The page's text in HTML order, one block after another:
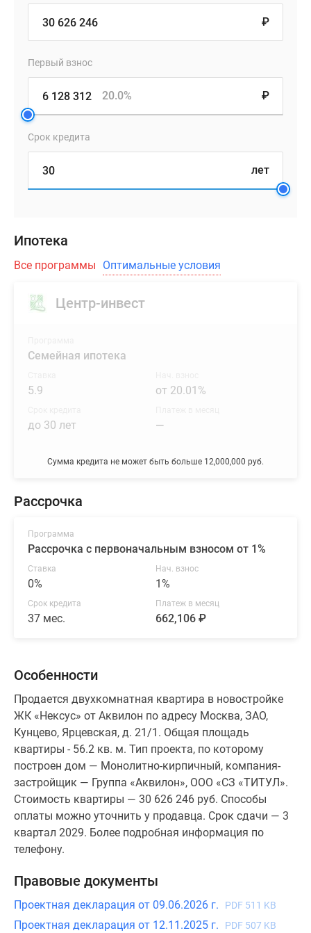
₽
Первый взнос
₽
20.0%
Срок кредита
лет
Ипотека
Все программы Оптимальные условия
Центр-инвест
Сумма кредита не может быть больше 12,000,000 руб.
Семейная ипотека
5.9 от 20.01%
до 30 лет —
Рассрочка
Программа
Рассрочка с первоначальным взносом от 1%
Ставка
0%
Нач. взнос
1%
Срок кредита
37 мес.
Платеж в месяц
662,106 ₽
Особенности
Продается двухкомнатная квартира в новостройке
ЖК «Нексус» от Аквилон по адресу Москва, ЗАО,
Кунцево, Ярцевская, д. 21/1. Общая площадь
квартиры - 56.2 кв. м. Тип проекта, по которому
построен дом — Монолитно-кирпичный, компания-
застройщик — Группа «Аквилон», ООО «СЗ «ТИТУЛ».
Стоимость квартиры — 30 626 246 руб. Способы
оплаты можно уточнить у продавца. Срок сдачи — 3
квартал 2029. Более подробная информация по
телефону.
Правовые документы
Проектная декларация от 09.06.2026 г. PDF 511 KB
Проектная декларация от 12.11.2025 г. PDF 507 KB